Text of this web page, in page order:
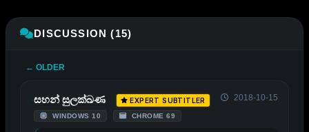
DISCUSSION (15)
← OLDER
සහන් සුලක්ඛණ EXPERT SUBTITLER
WINDOWS 10 CHROME 69
2018-10-15